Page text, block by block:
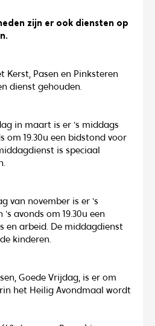
zijn er ook diensten op
Kerst, Pasen en Pinksteren
dienst gehouden.
in maart is er 's middags
om 19.30u een bidstond voor
is speciaal
van november is er 's
's avonds om 19.30u een
en arbeid. De middagdienst
kinderen.
Goede Vrijdag, is er om
het Heilig Avondmaal wordt